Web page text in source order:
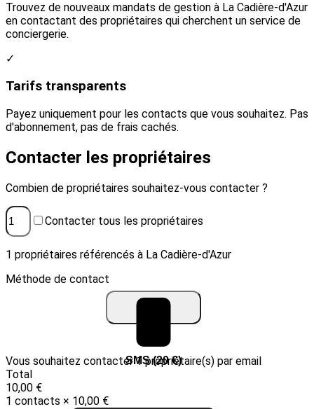
Trouvez de nouveaux mandats de gestion à La Cadière-d'Azur
en contactant des propriétaires qui cherchent un service de
conciergerie.
✓
Tarifs transparents
Payez uniquement pour les contacts que vous souhaitez. Pas
d'abonnement, pas de frais cachés.
Contacter les propriétaires
Combien de propriétaires souhaitez-vous contacter ?
Contacter tous les propriétaires
1 propriétaires référencés à La Cadière-d'Azur
Méthode de contact
Email (10 €) SMS (20 €)
Vous souhaitez contacter 1 propriétaire(s) par email
Total
10,00 €
1 contacts × 10,00 €